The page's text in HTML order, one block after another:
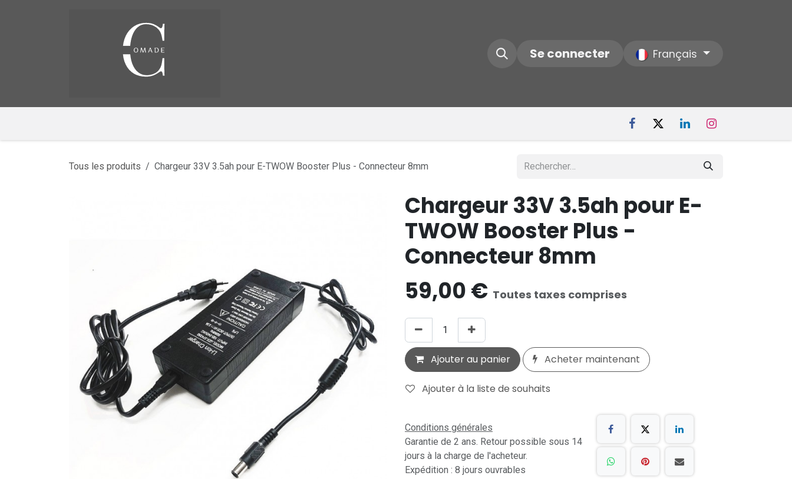
Contactez-nous Notre Société
Se connecter Français
Tous les produits Chargeur 33V 3.5ah pour E-TWOW Booster Plus - Connecteur 8mm
Chargeur 33V 3.5ah pour E-
TWOW Booster Plus -
Connecteur 8mm
59,00€ Toutes taxes comprises
Ajouter au panier Acheter maintenant
Ajouter à la liste de souhaits
Conditions générales
Garantie de 2 ans. Retour possible sous 14
jours à la charge de l'acheteur.
Expédition : 8 jours ouvrables